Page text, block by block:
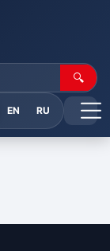
🔍
EN RU